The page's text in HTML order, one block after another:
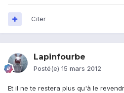
Citer
Lapinfourbe
Posté(e) 15 mars 2012
Et il ne te restera plus qu'à le